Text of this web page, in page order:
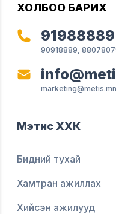
ХОЛБОО БАРИХ
91988889
90918889,
Мэтис ХХК
Бидний тухай
Хамтран ажиллах
Хийсэн ажилууд